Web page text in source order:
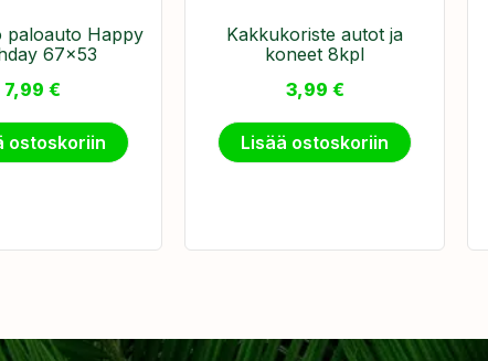
paloauto Happy
67x53
7,99 €
ostoskoriin
Kakkukoriste autot ja
koneet 8kpl
3,99 €
Lisää ostoskoriin